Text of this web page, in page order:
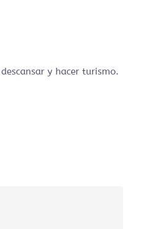
y hacer turismo.